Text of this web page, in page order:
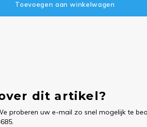
Toevoegen aan winkelwagen
dit artikel?
proberen uw e-mail zo snel mogelijk te